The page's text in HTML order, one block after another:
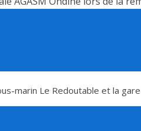
marin Le Redoutable et la